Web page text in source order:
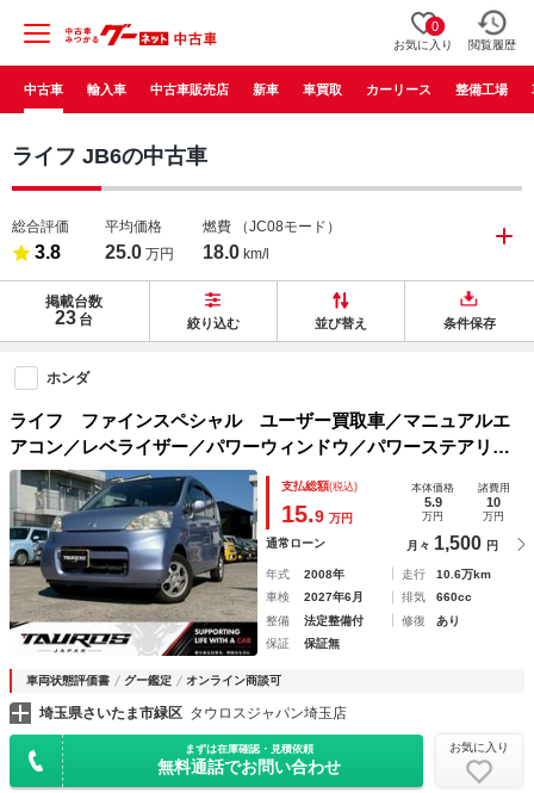
0
お気に入り 閲覧履歴
中古車 輸入車 中古車販売店 新車 車買取 カーリース 整備工場
ライフ JB6の中古車
総合評価
3.8
平均価格
25.0 万円
燃費 （JC08モード）
18.0 km/l
掲載台数
23 台 絞り込む 並び替え 条件保存
ホンダ
ライフ ファインスペシャル ユーザー買取車／マニュアルエ
アコン／レベライザー／パワーウィンドウ／パワーステアリン
グ／フルフラット／エアバック／バイザー／１３インチアルミ
ホイール
支払総額(税込)
15.9 万円
本体価格
5.9
万円
諸費用
10
万円
通常ローン 月々 1,500 円
年式 2008年 走行
10.6万km
車検
2027年6月 排気
660cc
整備
法定整備付 修復
あり
保証
保証無
車両状態評価書 グー鑑定 オンライン商談可
埼玉県さいたま市緑区 タウロスジャパン埼玉店
まずは在庫確認・見積依頼
無料通話でお問い合わせ
お気に入り